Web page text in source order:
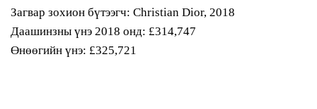
Загвар зохион бүтээгч: Christian Dior, 2018
Даашинзны үнэ 2018 онд: £314,747
Өнөөгийн үнэ: £325,721